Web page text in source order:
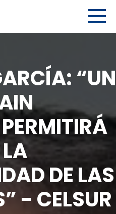
“UN
DE LAS
- CELSUR